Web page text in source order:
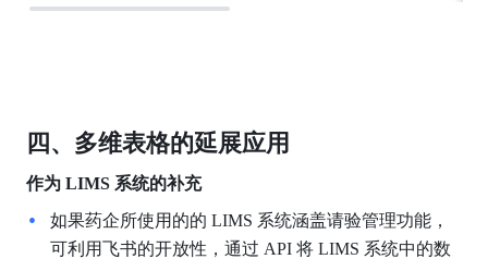
四、多维表格的延展应用
作为 LIMS 系统的补充
如果药企所使用的的 LIMS 系统涵盖请验管理功能，
可利用飞书的开放性，通过 API 将 LIMS 系统中的数